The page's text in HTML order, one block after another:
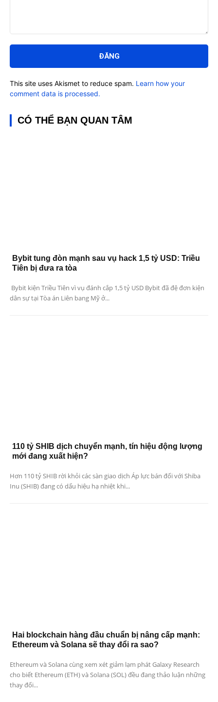
luận:
This site uses Akismet to reduce spam. Learn how your
comment data is processed.
CÓ THỂ BẠN QUAN TÂM
Bybit tung đòn mạnh sau vụ hack 1,5 tỷ USD: Triều
Tiên bị đưa ra tòa
Bybit kiện Triều Tiên vì vụ đánh cắp 1,5 tỷ USD Bybit đã đệ đơn kiện
dân sự tại Tòa án Liên bang Mỹ ở...
110 tỷ SHIB dịch chuyển mạnh, tín hiệu động lượng
mới đang xuất hiện?
Hơn 110 tỷ SHIB rời khỏi các sàn giao dịch Áp lực bán đối với Shiba
Inu (SHIB) đang có dấu hiệu hạ nhiệt khi...
Hai blockchain hàng đầu chuẩn bị nâng cấp mạnh:
Ethereum và Solana sẽ thay đổi ra sao?
Ethereum và Solana cùng xem xét giảm lạm phát Galaxy Research
cho biết Ethereum (ETH) và Solana (SOL) đều đang thảo luận những
thay đổi...